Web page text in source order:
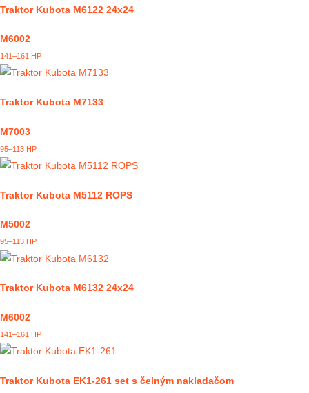
Traktor Kubota M6122 24x24
M6002
141–161 HP
Traktor Kubota M7133
M7003
95–113 HP
Traktor Kubota M5112 ROPS
M5002
95–113 HP
Traktor Kubota M6132 24x24
M6002
141–161 HP
Traktor Kubota EK1-261 set s čelným nakladačom